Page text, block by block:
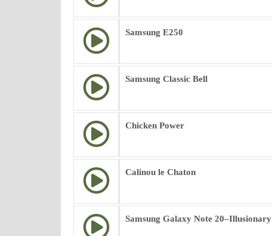
Samsung E250
Samsung Classic Bell
Chicken Power
Calinou le Chaton
Samsung Galaxy Note 20–Illusionary